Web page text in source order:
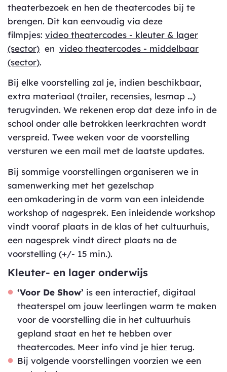
theaterbezoek en hen de theatercodes bij te
brengen. Dit kan eenvoudig via deze
filmpjes: video theatercodes - kleuter & lager
(sector) en video theatercodes - middelbaar
(sector).
Bij elke voorstelling zal je, indien beschikbaar,
extra materiaal (trailer, recensies, lesmap …)
terugvinden. We rekenen erop dat deze info in de
school onder alle betrokken leerkrachten wordt
verspreid. Twee weken voor de voorstelling
versturen we een mail met de laatste updates.
Bij sommige voorstellingen organiseren we in
samenwerking met het gezelschap
een omkadering in de vorm van een inleidende
workshop of nagesprek. Een inleidende workshop
vindt vooraf plaats in de klas of het cultuurhuis,
een nagesprek vindt direct plaats na de
voorstelling (+/- 15 min.).
Kleuter- en lager onderwijs
‘Voor De Show’ is een interactief, digitaal
theaterspel om jouw leerlingen warm te maken
voor de voorstelling die in het cultuurhuis
gepland staat en het te hebben over
theatercodes. Meer info vind je hier terug.
Bij volgende voorstellingen voorzien we een